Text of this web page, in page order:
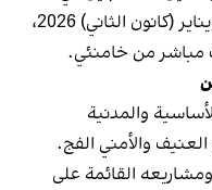
شهري ديسمبر (كانون الأول) 2025 ويناير (كانون الثاني) 2026،
مباشر من خامنئي.
والمدنية
والأمني الفج.
ومشاریعه القائمة على